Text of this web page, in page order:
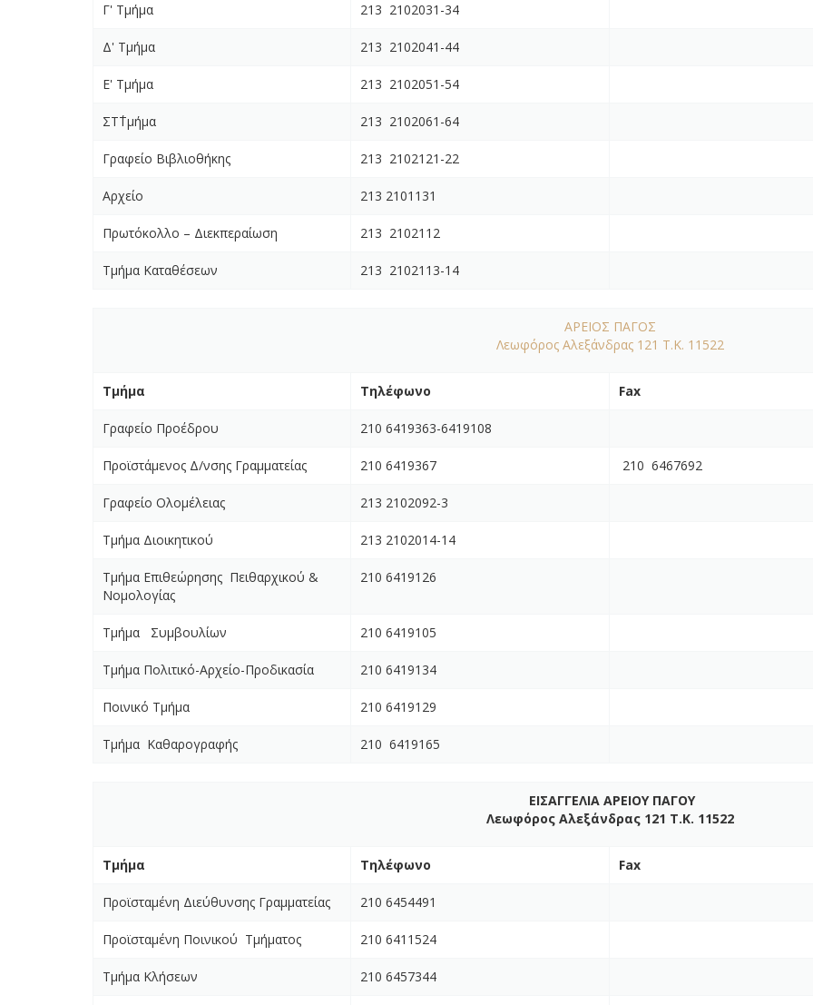
Γ' Τμήμα 213 2102031-34
Δ' Τμήμα 213 2102041-44
Ε' Τμήμα 213 2102051-54
ΣΤ΄Τμήμα 213 2102061-64
Γραφείο Βιβλιοθήκης 213 2102121-22
Αρχείο 213 2101131
Πρωτόκολλο – Διεκπεραίωση 213 2102112
Τμήμα Καταθέσεων 213 2102113-14
ΑΡΕΙΟΣ ΠΑΓΟΣ
Λεωφόρος Αλεξάνδρας 121 Τ.Κ. 11522
Τμήμα Τηλέφωνο Fax
Γραφείο Προέδρου 210 6419363-6419108
Προϊστάμενος Δ/νσης Γραμματείας 210 6419367 210 6467692
Γραφείο Ολομέλειας 213 2102092-3
Τμήμα Διοικητικού 213 2102014-14
Τμήμα Επιθεώρησης Πειθαρχικού &
Νομολογίας
210 6419126
Τμήμα Συμβουλίων 210 6419105
Τμήμα Πολιτικό-Αρχείο-Προδικασία 210 6419134
Ποινικό Τμήμα 210 6419129
Τμήμα Καθαρογραφής 210 6419165
ΕΙΣΑΓΓΕΛΙΑ ΑΡΕΙΟΥ ΠΑΓΟΥ
Λεωφόρος Αλεξάνδρας 121 Τ.Κ. 11522
Τμήμα Τηλέφωνο Fax
Προϊσταμένη Διεύθυνσης Γραμματείας 210 6454491
Προϊσταμένη Ποινικού Τμήματος 210 6411524
Τμήμα Κλήσεων 210 6457344